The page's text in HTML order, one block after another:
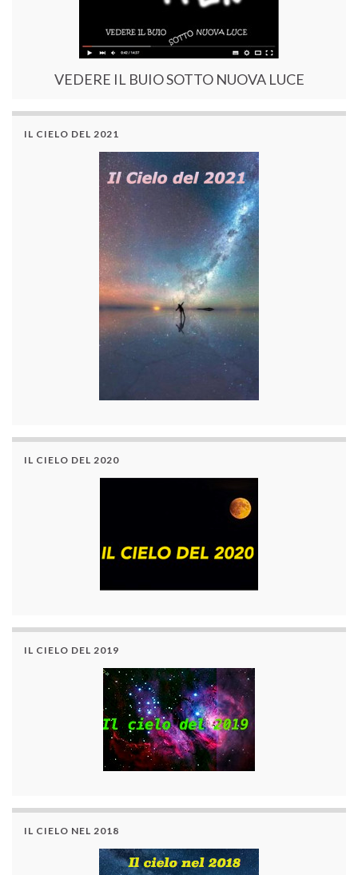
VEDERE IL BUIO SOTTO NUOVA LUCE
IL CIELO DEL 2021
IL CIELO DEL 2020
IL CIELO DEL 2019
IL CIELO NEL 2018